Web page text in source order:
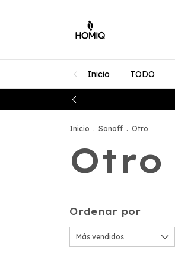
Inicio TODO
Inicio . Sonoff . Otro
Otro
Ordenar por